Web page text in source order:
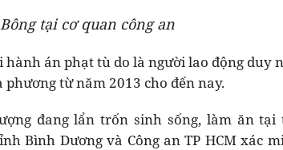
tại cơ quan công an
hành án phạt tù do là người lao động duy
từ năm 2013 cho đến nay.
đang lẩn trốn sinh sống, làm ăn tại
Bình Dương và Công an TP HCM xác